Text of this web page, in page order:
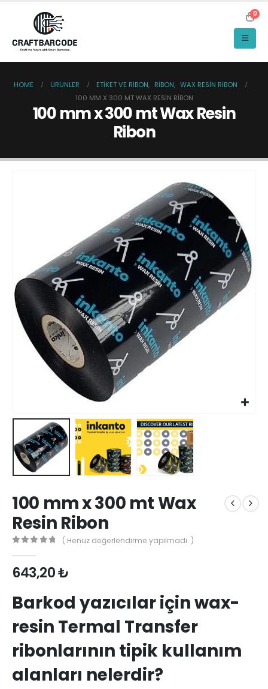
0
HOME ÜRÜNLER ETIKET VE RIBON, RIBON, WAX RESIN RIBON
100 MM X 300 MT WAX RESIN RIBON
100 mm x 300 mt Wax Resin
Ribon
100 mm x 300 mt Wax
Resin Ribon
( Henüz değerlendirme yapılmadı. )
643,20₺
Barkod yazıcılar için wax-
resin Termal Transfer
ribonlarının tipik kullanım
alanları nelerdir?